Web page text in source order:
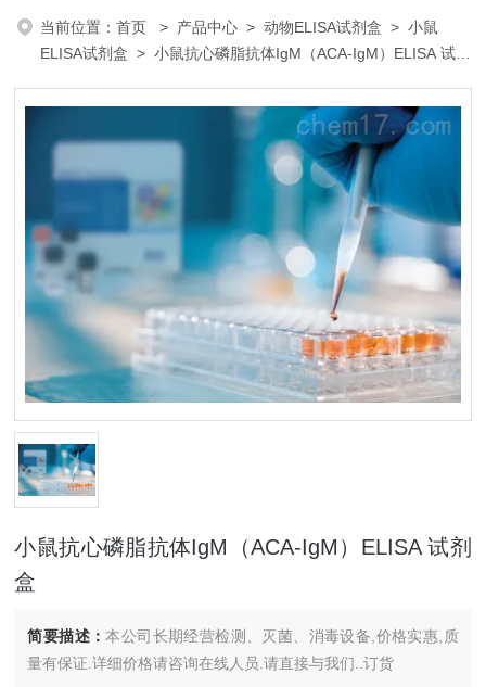
当前位置：首页 > 产品中心 >动物ELISA试剂盒 >小鼠
ELISA试剂盒 > 小鼠抗心磷脂抗体IgM（ACA-IgM）ELISA 试剂
小鼠抗心磷脂抗体IgM（ACA-IgM）ELISA 试剂
盒
简要描述：本公司长期经营检测、灭菌、消毒设备,价格实惠,质
量有保证.详细价格请咨询在线人员.请直接与我们..订货